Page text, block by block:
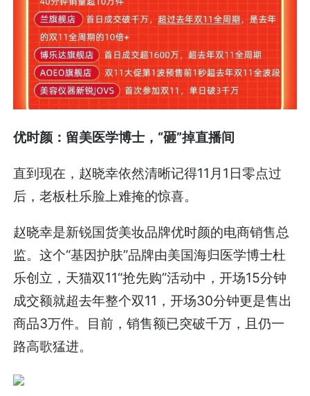
优时颜：留美医学博士，“砸”掉直播间
直到现在，赵晓幸依然清晰记得11月1日零点过
后，老板杜乐脸上难掩的惊喜。
赵晓幸是新锐国货美妆品牌优时颜的电商销售总
监。这个“基因护肤”品牌由美国海归医学博士杜
乐创立，天猫双11“抢先购”活动中，开场15分钟
成交额就超去年整个双11，开场30分钟更是售出
商品3万件。目前，销售额已突破千万，且仍一
路高歌猛进。